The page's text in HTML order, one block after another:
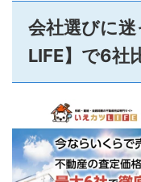
会社選びに
LIFE】で6社